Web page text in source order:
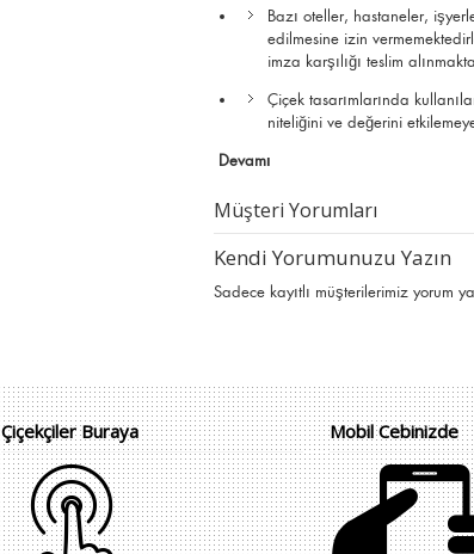
Bazı oteller, hastaneler,
edilmesine izin
imza karşılığı teslim
Çiçek tasarımlarında
niteliğini ve değerini
Devamı
Müşteri Yorumları
Kendi Yorumunuzu Yazın
Sadece kayıtlı müşterilerimiz yorum
Çiçekçiler Buraya Mobil Cebinizde